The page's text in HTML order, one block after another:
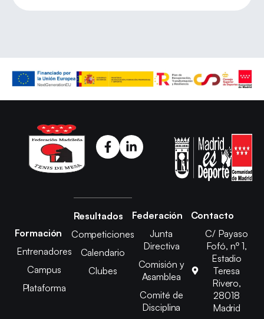
Formación
Entrenadores
Campus
Plataforma
Resultados
Competiciones
Calendario
Clubes
Federación
Junta
Directiva
Comisión y
Asamblea
Comité de
Disciplina
Contacto
C/ Payaso
Fofó, nº 1,
Estadio
Teresa
Rivero,
28018
Madrid